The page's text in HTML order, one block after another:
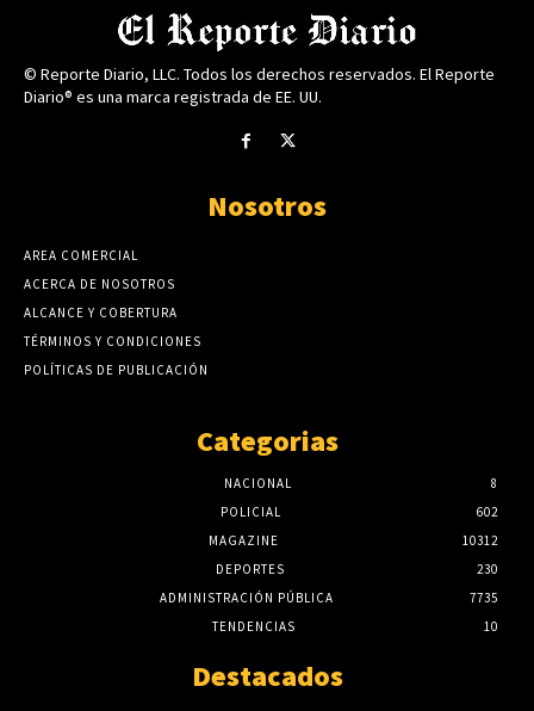
© Reporte Diario, LLC. Todos los derechos reservados. El Reporte
Diario® es una marca registrada de EE. UU.
Nosotros
AREA COMERCIAL
ACERCA DE NOSOTROS
ALCANCE Y COBERTURA
TÉRMINOS Y CONDICIONES
POLÍTICAS DE PUBLICACIÓN
Categorias
NACIONAL
8
POLICIAL
602
MAGAZINE
10312
DEPORTES
230
ADMINISTRACIÓN PÚBLICA
7735
TENDENCIAS
10
Destacados